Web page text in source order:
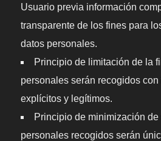
Usuario previa información
transparente de los fines para
datos personales.
Principio de limitación de la
personales serán recogidos
explícitos y legítimos.
Principio de minimización
personales recogidos serán